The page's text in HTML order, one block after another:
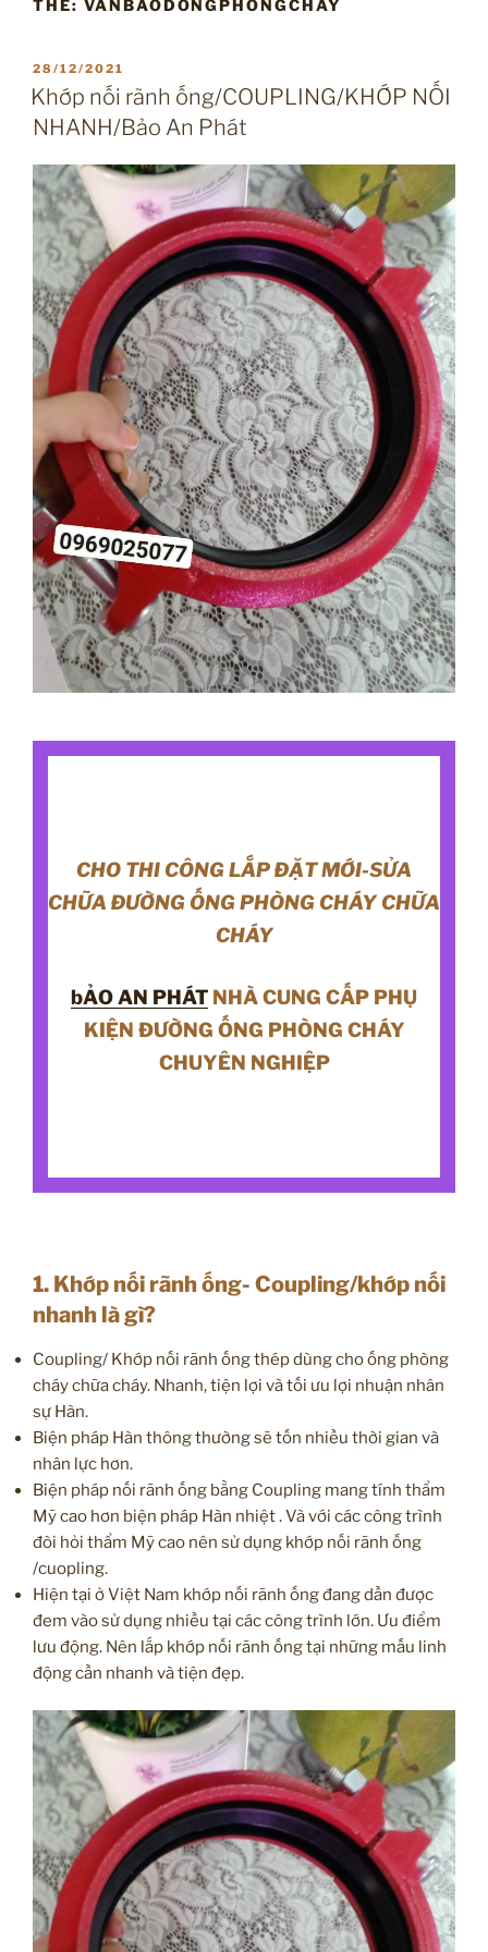
THẺ: VANBAODONGPHONGCHAY
ĐĂNG
TRONG
28/12/2021
Khớp nối rãnh ống/COUPLING/KHỚP NỐI
NHANH/Bảo An Phát
CHO THI CÔNG LẮP ĐẶT MỚI-SỬA
CHỮA ĐƯỜNG ỐNG PHÒNG CHÁY CHỮA
CHÁY
bẢO AN PHÁT NHÀ CUNG CẤP PHỤ
KIỆN ĐƯỜNG ỐNG PHÒNG CHÁY
CHUYÊN NGHIỆP
1. Khớp nối rãnh ống- Coupling/khớp nối
nhanh là gì?
Coupling/ Khớp nối rãnh ống thép dùng cho ống phòng
cháy chữa cháy. Nhanh, tiện lợi và tối ưu lợi nhuận nhân
sự Hàn.
Biện pháp Hàn thông thường sẽ tốn nhiều thời gian và
nhân lực hơn.
Biện pháp nối rãnh ống bằng Coupling mang tính thẩm
Mỹ cao hơn biện pháp Hàn nhiệt . Và với các công trình
đòi hỏi thẩm Mỹ cao nên sử dụng khớp nối rãnh ống
/cuopling.
Hiện tại ở Việt Nam khớp nối rãnh ống đang dần được
đem vào sử dụng nhiều tại các công trình lớn. Ưu điểm
lưu động. Nên lắp khớp nối rãnh ống tại những mấu linh
động cần nhanh và tiện đẹp.